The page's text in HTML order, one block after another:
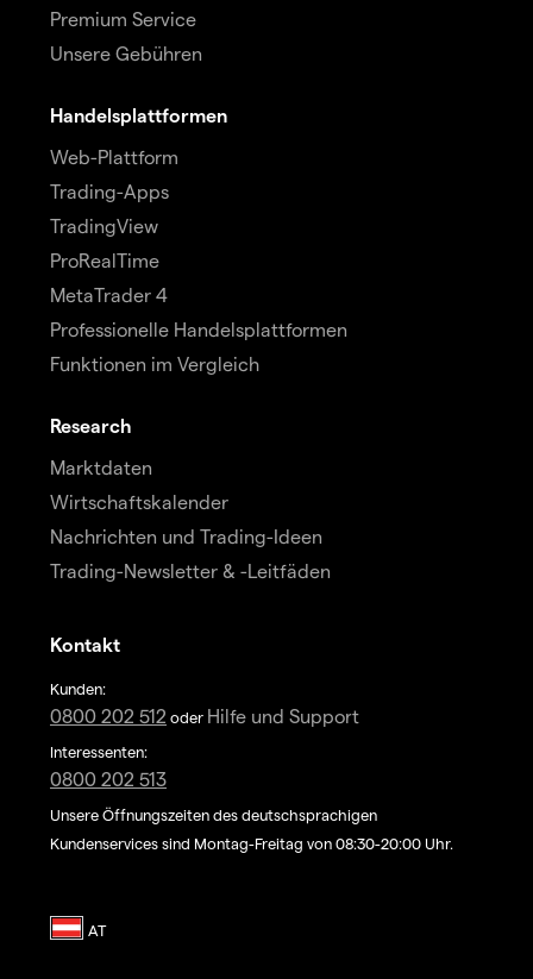
Premium Service
Unsere Gebühren
Handelsplattformen
Web-Plattform
Trading-Apps
TradingView
ProRealTime
MetaTrader 4
Professionelle Handelsplattformen
Funktionen im Vergleich
Research
Marktdaten
Wirtschaftskalender
Nachrichten und Trading-Ideen
Trading-Newsletter & -Leitfäden
Kontakt
Kunden:
0800 202 512 oder Hilfe und Support
Interessenten:
0800 202 513
Unsere Öffnungszeiten des deutschsprachigen
Kundenservices sind Montag-Freitag von 08:30-20:00 Uhr.